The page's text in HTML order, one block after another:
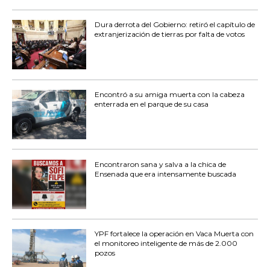
Dura derrota del Gobierno: retiró el capítulo de
extranjerización de tierras por falta de votos
Encontró a su amiga muerta con la cabeza
enterrada en el parque de su casa
Encontraron sana y salva a la chica de
Ensenada que era intensamente buscada
YPF fortalece la operación en Vaca Muerta con
el monitoreo inteligente de más de 2.000
pozos